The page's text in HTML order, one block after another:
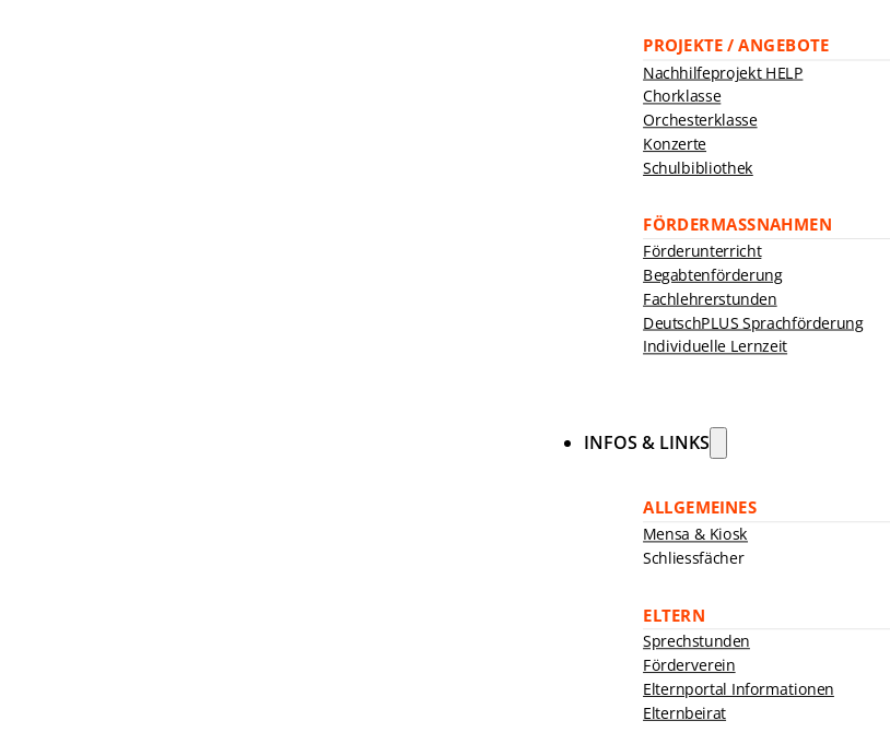
PROJEKTE / ANGEBOTE
Nachhilfeprojekt HELP
Chorklasse
Orchesterklasse
Konzerte
Schulbibliothek
FÖRDERMASSNAHMEN
Förderunterricht
Begabtenförderung
Fachlehrerstunden
DeutschPLUS Sprachförderung
Individuelle Lernzeit
INFOS & LINKS
ALLGEMEINES
Mensa & Kiosk
Schliessfächer
ELTERN
Sprechstunden
Förderverein
Elternportal Informationen
Elternbeirat